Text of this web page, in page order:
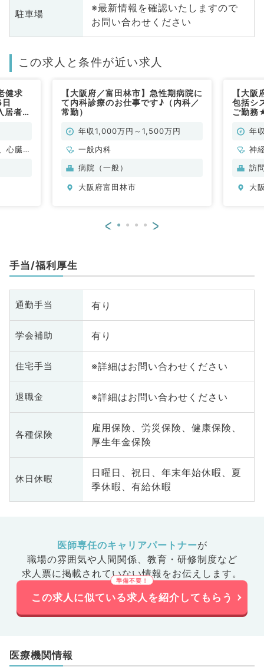
駐車場
※最新情報を確認いたしますので
お問い合わせください
この求人と条件が近い求人
健求
者の
心臓血
【大阪府／富田林市】急性期病院に
て内科診療のお仕事です♪（内科／
常勤）
年収1,000万円～1,500万円
一般内科
病院（一般）
大阪府富田林市
【大
包括シ
ご勤務
科系／
年
神
循
科
訪
大
< >
手当/福利厚生
通勤手当 有り
学会補助 有り
住宅手当 ※詳細はお問い合わせください
退職金 ※詳細はお問い合わせください
各種保険
雇用保険、労災保険、健康保険、
厚生年金保険
休日休暇
日曜日、祝日、年末年始休暇、夏
季休暇、有給休暇
医師専任のキャリアパートナーが
職場の雰囲気や人間関係、 教育・研修制度など
求人票に掲載されていない情報をお伝えします。
この求人に似ている求人を紹介してもらう
医療機関情報